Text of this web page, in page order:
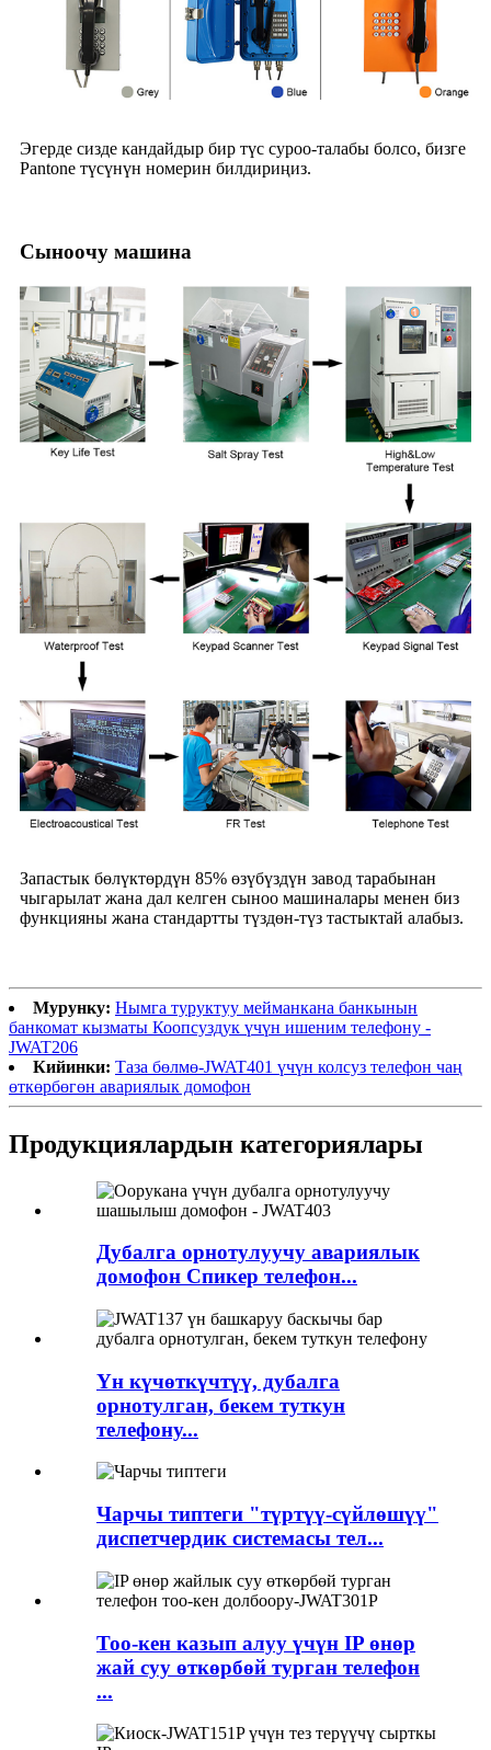
Эгерде сизде кандайдыр бир түс суроо-талабы болсо, бизге
Pantone түсүнүн номерин билдириңиз.
Сыноочу машина
Запастык бөлүктөрдүн 85% өзүбүздүн завод тарабынан
чыгарылат жана дал келген сыноо машиналары менен биз
функцияны жана стандартты түздөн-түз тастыктай алабыз.
Мурунку: Нымга туруктуу мейманкана банкынын
банкомат кызматы Коопсуздук үчүн ишеним телефону -
JWAT206
Кийинки: Таза бөлмө-JWAT401 үчүн колсуз телефон чаң
өткөрбөгөн авариялык домофон
Продукциялардын категориялары
Дубалга орнотулуучу авариялык
домофон Спикер телефон...
Үн күчөткүчтүү, дубалга
орнотулган, бекем туткун
телефону...
Чарчы типтеги "түртүү-сүйлөшүү"
диспетчердик системасы тел...
Тоо-кен казып алуу үчүн IP өнөр
жай суу өткөрбөй турган телефон
...